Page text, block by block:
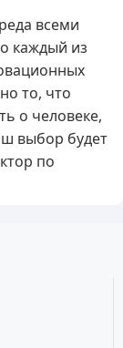
всеми
каждый из
то, что
о человеке,
выбор будет
по